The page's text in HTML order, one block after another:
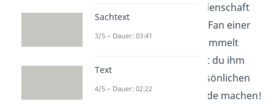
eine besondere Leidenschaft
hat? Vielleicht ist er Fan einer
Mannschaft oder sammelt
etwas? Dann kannst du ihm
mit einem ganz persönlichen
Geschenk eine Freude machen!
Sachtext
3/5 – Dauer: 03:41
Text
4/5 – Dauer: 02:22